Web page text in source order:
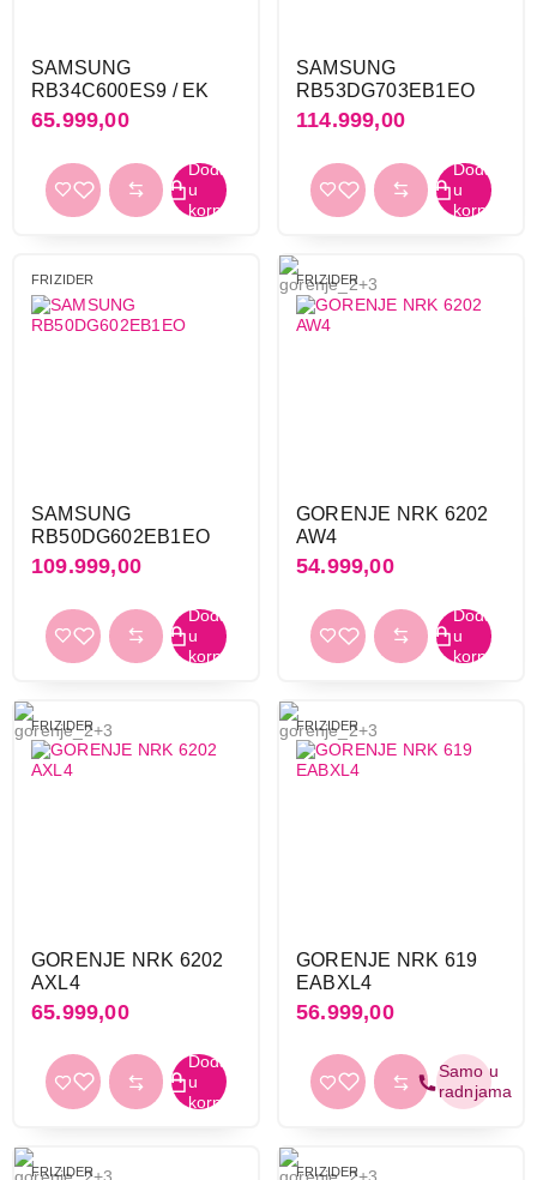
SAMSUNG
RB34C600ES9 / EK
65.999,00
SAMSUNG
RB53DG703EB1EO
114.999,00
FRIZIDER
SAMSUNG
RB50DG602EB1EO
109.999,00
FRIZIDER
GORENJE NRK 6202
AW4
54.999,00
FRIZIDER
GORENJE NRK 6202
AXL4
65.999,00
FRIZIDER
GORENJE NRK 619
EABXL4
56.999,00
FRIZIDER FRIZIDER
Proizvod je dodat u korpu.
Ukupno u korpi: 0,00
Nastavi kupovinu
Završi kupovinu